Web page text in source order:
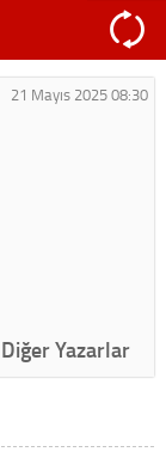
21 Mayıs 2025 08:30
Diğer Yazarlar